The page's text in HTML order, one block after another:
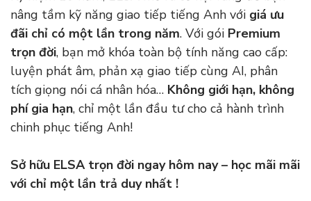
nâng tầm kỹ năng giao tiếp tiếng Anh với giá ưu
đãi chỉ có một lần trong năm. Với gói Premium
trọn đời, bạn mở khóa toàn bộ tính năng cao cấp:
luyện phát âm, phản xạ giao tiếp cùng AI, phân
tích giọng nói cá nhân hóa… Không giới hạn, không
phí gia hạn, chỉ một lần đầu tư cho cả hành trình
chinh phục tiếng Anh!
Sở hữu ELSA trọn đời ngay hôm nay – học mãi mãi
với chỉ một lần trả duy nhất !